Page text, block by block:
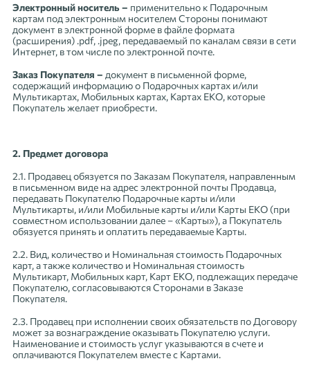
Электронный носитель – применительно к Подарочным
картам под электронным носителем Стороны понимают
документ в электронной форме в файле формата
(расширения) .pdf, .jpeg, передаваемый по каналам связи в сети
Интернет, в том числе по электронной почте.
Заказ Покупателя – документ в письменной форме,
содержащий информацию о Подарочных картах и/или
Мультикартах, Мобильных картах, Картах ЕКО, которые
Покупатель желает приобрести.
2. Предмет договора
2.1. Продавец обязуется по Заказам Покупателя, направленным
в письменном виде на адрес электронной почты Продавца,
передавать Покупателю Подарочные карты и/или
Мультикарты, и/или Мобильные карты и/или Карты ЕКО (при
совместном использовании далее – «Карты»), а Покупатель
обязуется принять и оплатить передаваемые Карты.
2.2. Вид, количество и Номинальная стоимость Подарочных
карт, а также количество и Номинальная стоимость
Мультикарт, Мобильных карт, Карт ЕКО, подлежащих передаче
Покупателю, согласовываются Сторонами в Заказе
Покупателя.
2.3. Продавец при исполнении своих обязательств по Договору
может за вознаграждение оказывать Покупателю услуги.
Наименование и стоимость услуг указываются в счете и
оплачиваются Покупателем вместе с Картами.